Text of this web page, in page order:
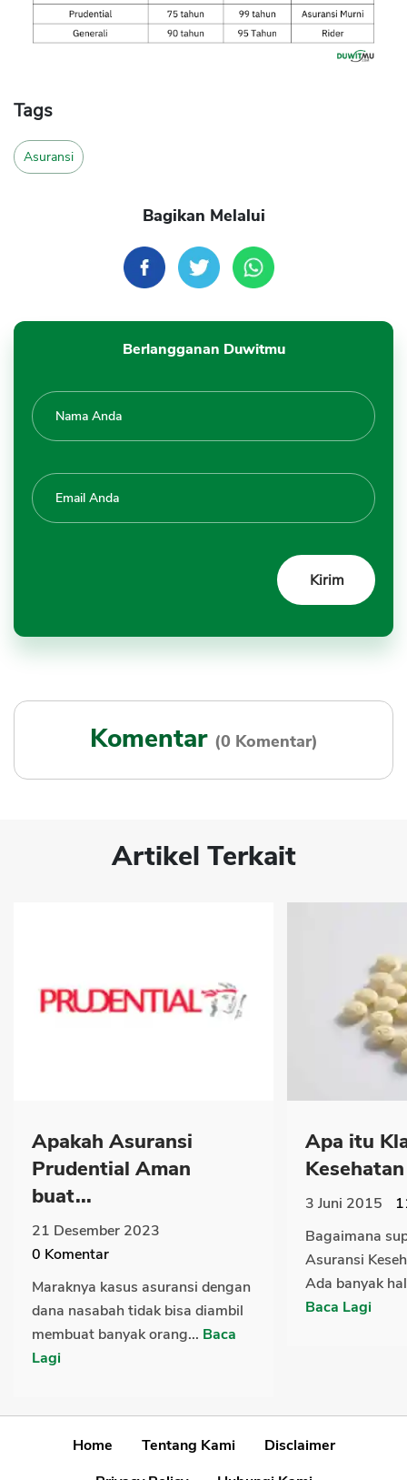
Tags
Asuransi
Bagikan Melalui
Berlangganan Duwitmu
Komentar (0 Komentar)
Artikel Terkait
Apakah Asuransi
Prudential Aman
buat...
21 Desember 2023
0 Komentar
Maraknya kasus asuransi dengan
dana nasabah tidak bisa diambil
membuat banyak orang... Baca
Lagi
Apa itu
3 Juni 2015
Bagaimana
Asuransi
Ada banyak
Baca Lagi
Home Tentang Kami
Disclaimer